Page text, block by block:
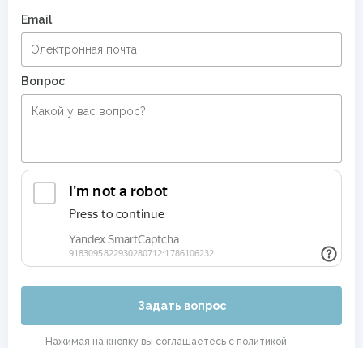
Email
Вопрос
Задать вопрос
Нажимая на кнопку вы соглашаетесь с политикой